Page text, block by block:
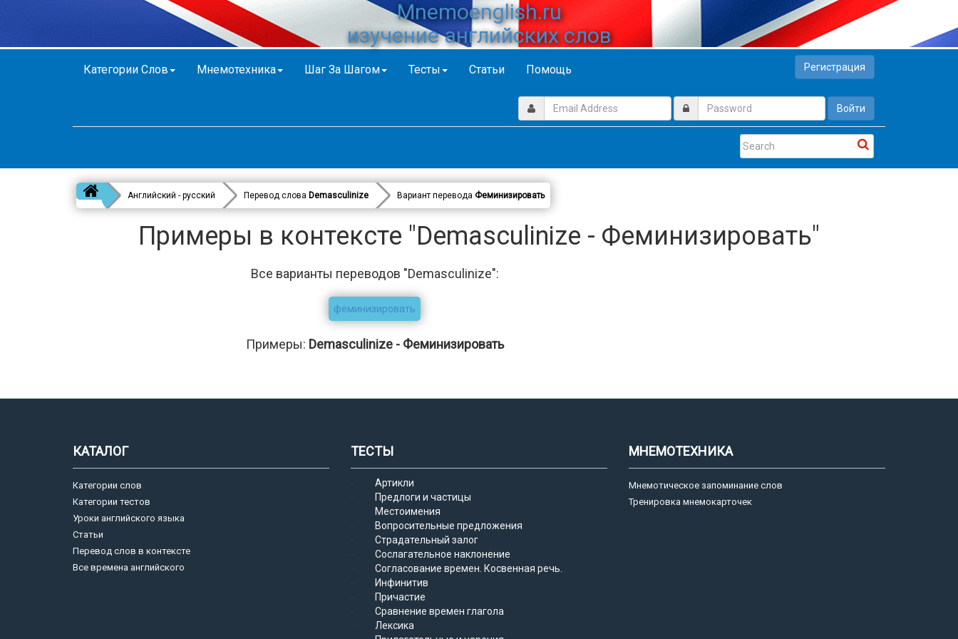
Mnemoenglish.ru
изучение английских слов
Категории Слов Мнемотехника Шаг За Шагом Тесты Статьи Помощь Регистрация
Войти
Английский - русский Перевод слова Demasculinize Вариант перевода Феминизировать
Примеры в контексте "Demasculinize - Феминизировать"
Все варианты переводов "Demasculinize":
феминизировать
Примеры: Demasculinize - Феминизировать
КАТАЛОГ
Категории слов
Категории тестов
Уроки английского языка
Статьи
Перевод слов в контексте
Все времена английского
ТЕСТЫ
Артикли
Предлоги и частицы
Местоимения
Вопросительные предложения
Страдательный залог
Сослагательное наклонение
Согласование времен. Косвенная речь.
Инфинитив
Причастие
Сравнение времен глагола
Лексика
МНЕМОТЕХНИКА
Мнемотическое запоминание слов
Тренировка мнемокарточек